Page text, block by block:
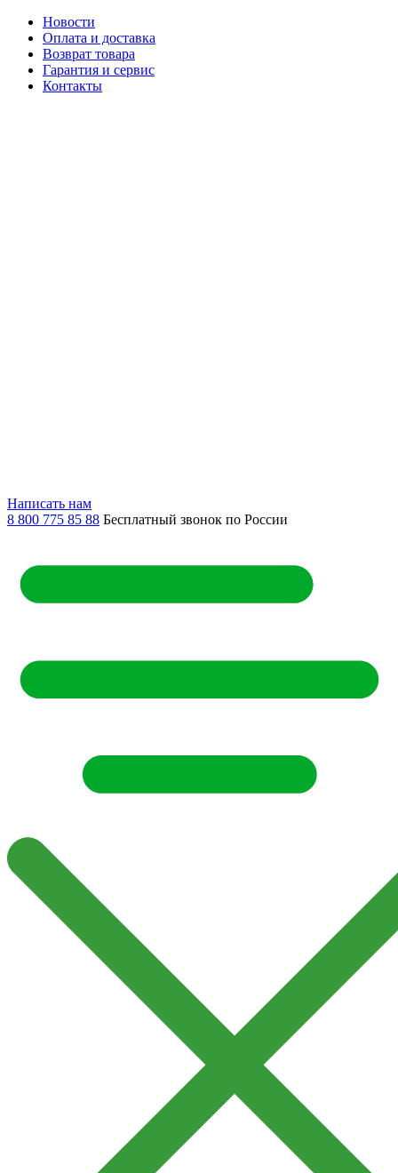
Новости
Оплата и доставка
Возврат товара
Гарантия и сервис
Контакты
Написать нам
8 800 775 85 88 Бесплатный звонок по России